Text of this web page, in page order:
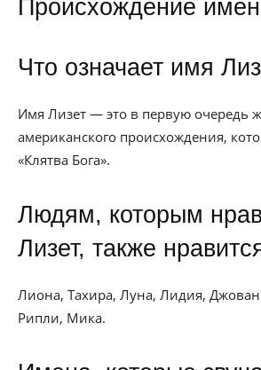
Происхождение
Что означает имя
Имя Лизет — это в первую очередь
американского происхождения,
«Клятва Бога».
Людям, которым
Лизет, также
Лиона, Тахира, Луна, Лидия,
Рипли, Мика.